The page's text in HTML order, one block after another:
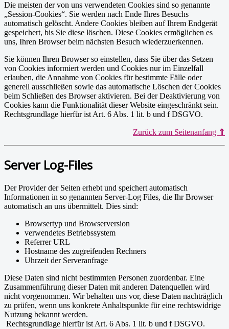
Die meisten der von uns verwendeten Cookies sind so genannte
„Session-Cookies“. Sie werden nach Ende Ihres Besuchs
automatisch gelöscht. Andere Cookies bleiben auf Ihrem Endgerät
gespeichert, bis Sie diese löschen. Diese Cookies ermöglichen es
uns, Ihren Browser beim nächsten Besuch wiederzuerkennen.
Sie können Ihren Browser so einstellen, dass Sie über das Setzen
von Cookies informiert werden und Cookies nur im Einzelfall
erlauben, die Annahme von Cookies für bestimmte Fälle oder
generell ausschließen sowie das automatische Löschen der Cookies
beim Schließen des Browser aktivieren. Bei der Deaktivierung von
Cookies kann die Funktionalität dieser Website eingeschränkt sein.
Rechtsgrundlage hierfür ist Art. 6 Abs. 1 lit. b und f DSGVO.
Zurück zum Seitenanfang ⇑
Server Log-Files
Der Provider der Seiten erhebt und speichert automatisch
Informationen in so genannten Server-Log Files, die Ihr Browser
automatisch an uns übermittelt. Dies sind:
Browsertyp und Browserversion
verwendetes Betriebssystem
Referrer URL
Hostname des zugreifenden Rechners
Uhrzeit der Serveranfrage
Diese Daten sind nicht bestimmten Personen zuordenbar. Eine
Zusammenführung dieser Daten mit anderen Datenquellen wird
nicht vorgenommen. Wir behalten uns vor, diese Daten nachträglich
zu prüfen, wenn uns konkrete Anhaltspunkte für eine rechtswidrige
Nutzung bekannt werden.
Rechtsgrundlage hierfür ist Art. 6 Abs. 1 lit. b und f DSGVO.